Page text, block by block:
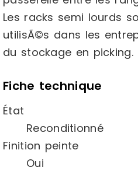
Les racks semi lourds
utilisÃ©s dans les
du stockage en picking.
Fiche technique
État
Reconditionné
Finition peinte
Oui